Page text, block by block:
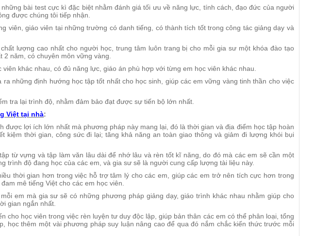
bài test cực kì đặc biệt nhằm đánh giá tối ưu về năng lực, tính cách, đạo đức của người
được chúng tôi tiếp nhận.
viên, giáo viên tại những trường có danh tiếng, có thành tích tốt trong công tác giảng dạy và
lượng cao nhất cho người học, trung tâm luôn trang bị cho mỗi gia sư một khóa đào tạo
năm, có chuyên môn vững vàng.
khác nhau, có đủ năng lực, giáo án phù hợp với từng em học viên khác nhau.
những định hướng học tập tốt nhất cho học sinh, giúp các em vững vàng tinh thần cho việc
tra lại trình độ, nhằm đảm bảo đạt được sự tiến bộ lớn nhất.
Việt tại nhà:
được lợi ích lớn nhất mà phương pháp này mang lại, đó là thời gian và địa điểm học tập hoàn
kiệm thời gian, công sức đi lại; tăng khả năng an toàn giao thông và giảm đi lượng khói bụi
từ vựng và tập làm văn lâu dài để nhớ lâu và rèn tốt kĩ năng, do đó mà các em sẽ cần một
trình độ đang học của các em, và gia sư sẽ là người cung cấp lượng tài liệu này.
thời gian hơn trong việc hỗ trợ tâm lý cho các em, giúp các em trở nên tích cực hơn trong
mê tiếng Việt cho các em học viên.
em mà gia sư sẽ có những phương pháp giảng dạy, giáo trình khác nhau nhằm giúp cho
gian ngắn nhất.
cho học viên trong việc rèn luyện tư duy độc lập, giúp bản thân các em có thể phân loại, tổng
học thêm một vài phương pháp suy luận nâng cao để qua đó nắm chắc kiến thức trước mỗi